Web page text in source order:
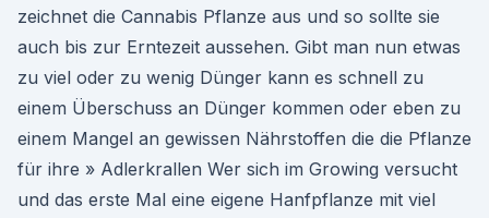
zeichnet die Cannabis Pflanze aus und so sollte sie
auch bis zur Erntezeit aussehen. Gibt man nun etwas
zu viel oder zu wenig Dünger kann es schnell zu
einem Überschuss an Dünger kommen oder eben zu
einem Mangel an gewissen Nährstoffen die die Pflanze
für ihre » Adlerkrallen Wer sich im Growing versucht
und das erste Mal eine eigene Hanfpflanze mit viel